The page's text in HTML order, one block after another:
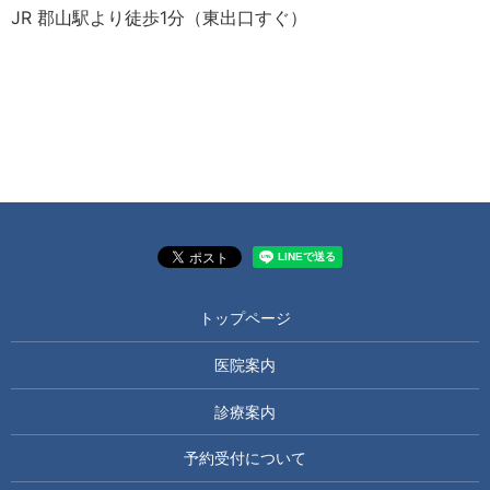
JR 郡山駅より徒歩1分（東出口すぐ）
トップページ
医院案内
診療案内
予約受付について